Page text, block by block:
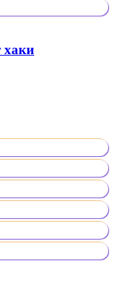
хаки